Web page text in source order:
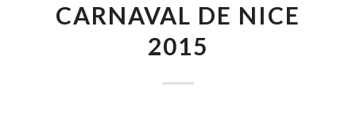
CARNAVAL DE NICE
2015